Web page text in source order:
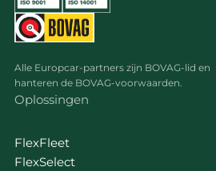
Alle Europcar-partners zijn BOVAG-lid en
hanteren de BOVAG-voorwaarden.
Oplossingen
FlexFleet
FlexSelect